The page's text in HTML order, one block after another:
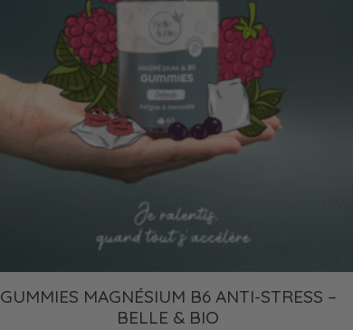
GUMMIES MAGNÉSIUM B6 ANTI-STRESS –
BELLE & BIO